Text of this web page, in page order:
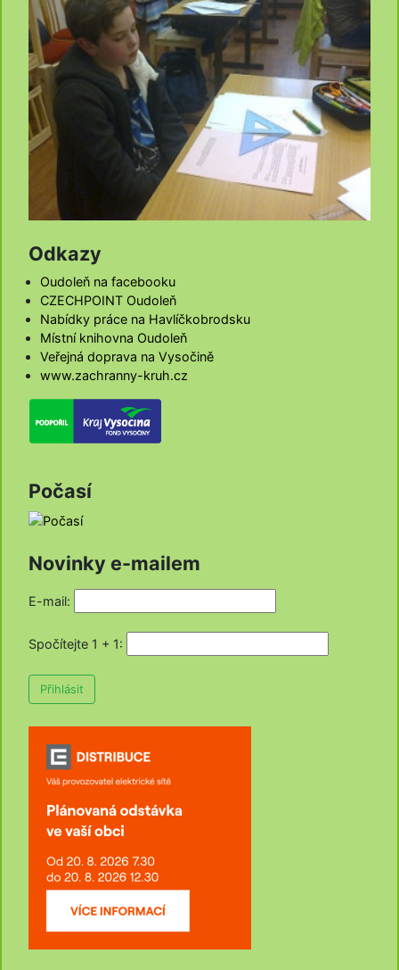
Odkazy
Oudoleň na facebooku
CZECHPOINT Oudoleň
Nabídky práce na Havlíčkobrodsku
Místní knihovna Oudoleň
Veřejná doprava na Vysočině
www.zachranny-kruh.cz
Počasí
Novinky e-mailem
E-mail:
Spočítejte 1 + 1:
Přihlásit